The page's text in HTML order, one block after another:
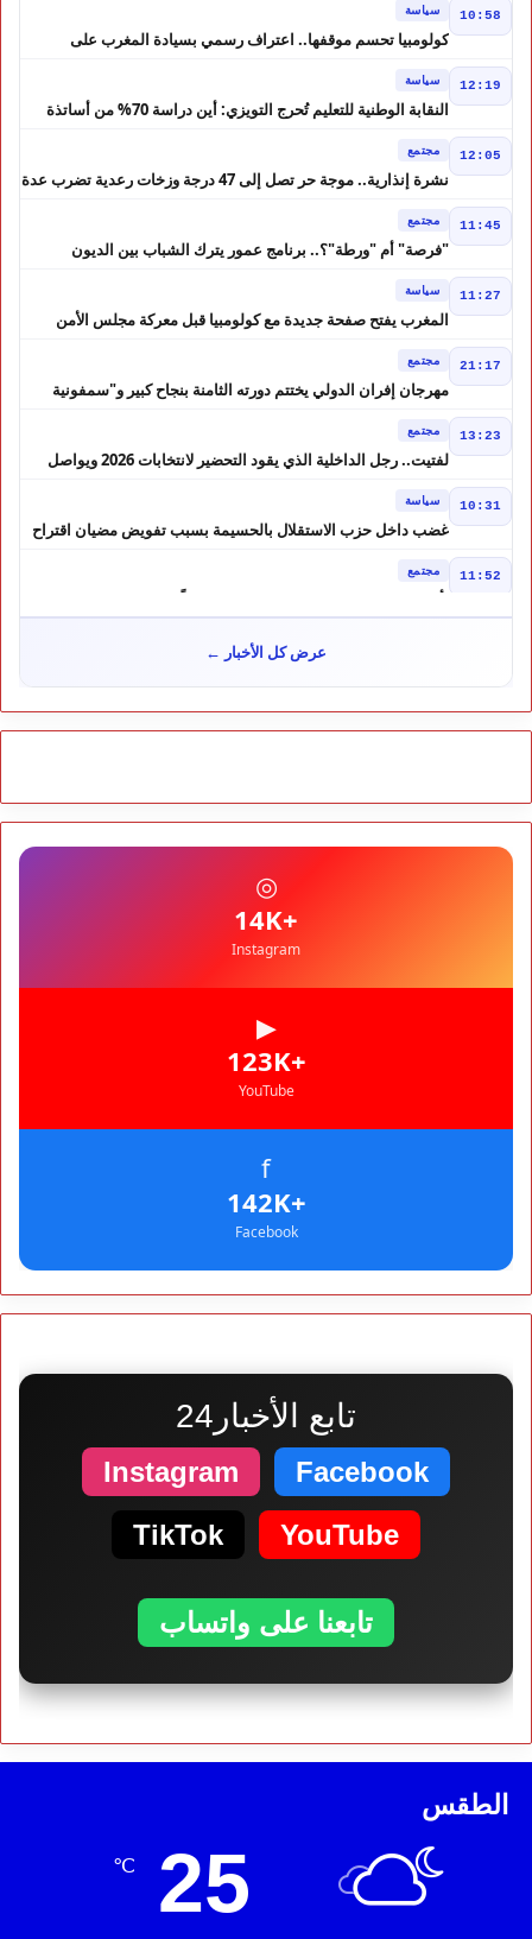
10:58 سياسة
كولومبيا تحسم موقفها.. اعتراف رسمي بسيادة المغرب على
12:19 سياسة
النقابة الوطنية للتعليم تُحرج التويزي: أين دراسة 70% من أساتذة
12:05 مجتمع
نشرة إنذارية.. موجة حر تصل إلى 47 درجة وزخات رعدية تضرب عدة
11:45 مجتمع
"فرصة" أم "ورطة"؟.. برنامج عمور يترك الشباب بين الديون
11:27 سياسة
المغرب يفتح صفحة جديدة مع كولومبيا قبل معركة مجلس الأمن
21:17 مجتمع
مهرجان إفران الدولي يختتم دورته الثامنة بنجاح كبير و"سمفونية
13:23 مجتمع
لفتيت.. رجل الداخلية الذي يقود التحضير لانتخابات 2026 ويواصل
10:31 سياسة
غضب داخل حزب الاستقلال بالحسيمة بسبب تفويض مضيان اقتراح
11:52 مجتمع
تأجيل محاكمة "إسكوبار الصحراء" استئنافياً واستدعاء جميع المتهمين
في حالة سراح
شوكي يعيد وعود الأحرار.. والمغاربة يطالبون بحساب وعود 2021
10:06 مجتمع
كارثة سبتة تتفاقم.. انتشال جثث جديدة واستمرار البحث عن هويات
مجتمع
عرض كل الأخبار ←
◎
+14K
Instagram
▶
+123K
YouTube
f
+142K
Facebook
تابع الأخبار24
Facebook
Instagram
YouTube
TikTok
تابعنا على واتساب
الطقس
25
℃